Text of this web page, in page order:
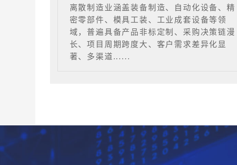
离散制造业涵盖装备制造、自动化设备、精
密零部件、模具工装、工业成套设备等领
域，普遍具备产品非标定制、采购决策链漫
长、项目周期跨度大、客户需求差异化显
著、多渠道......